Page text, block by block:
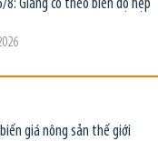
Giằng co theo biên độ hẹp
giá nông sản thế giới